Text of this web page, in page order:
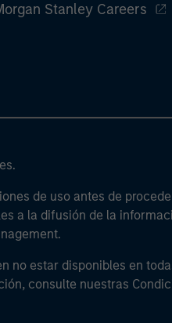
Stanley Careers
de uso antes de
a la difusión de la
no estar disponibles en
consulte nuestras